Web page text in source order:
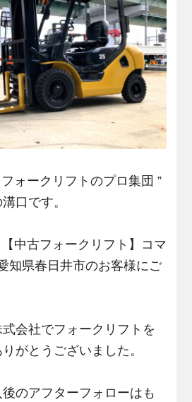
ォークリフトのプロ集団 ”
口です。
中古フォークリフト】コマ
知県春日井市のお客様にご
会社でフォークリフトを
がとうございました。
のアフターフォローはも